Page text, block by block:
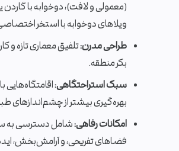
(معمولی و لافت)، دو‌خوابه با گاردن
ویلاهای دو‌خوابه با استخر
طراحی مدرن:تلفیق معماری تازه و
بکر منطقه.
سبک استراحتگاهی:اقامتگاه‌هایی
بهره‌گیری بیشتر از چشم‌اندازهای
امکانات رفاهی:شامل دسترسی به
فضاهای تفریحی، و آرامش‌بخش،